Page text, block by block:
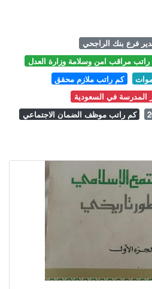
فرع بنك الراجحي
مراقب امن وسلامة وزارة العدل
كم راتب ملازم محقق
المدرسة في السعودية
كم راتب موظف الضمان الاجتماعي